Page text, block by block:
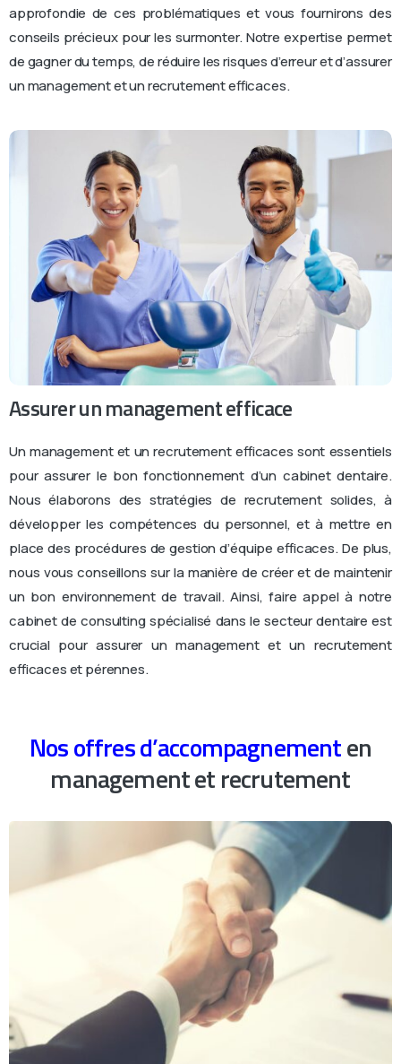
approfondie de ces problématiques et vous fournirons des
conseils précieux pour les surmonter. Notre expertise permet
de gagner du temps, de réduire les risques d’erreur et d’assurer
un management et un recrutement efficaces.
Assurer un management efficace
Un management et un recrutement efficaces sont essentiels
pour assurer le bon fonctionnement d’un cabinet dentaire.
Nous élaborons des stratégies de recrutement solides, à
développer les compétences du personnel, et à mettre en
place des procédures de gestion d’équipe efficaces. De plus,
nous vous conseillons sur la manière de créer et de maintenir
un bon environnement de travail. Ainsi, faire appel à notre
cabinet de consulting spécialisé dans le secteur dentaire est
crucial pour assurer un management et un recrutement
efficaces et pérennes.
Nos offres d’accompagnementen
management et recrutement